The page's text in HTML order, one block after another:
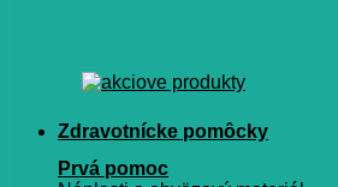
Zdravotnícke pomôcky
Prvá pomoc